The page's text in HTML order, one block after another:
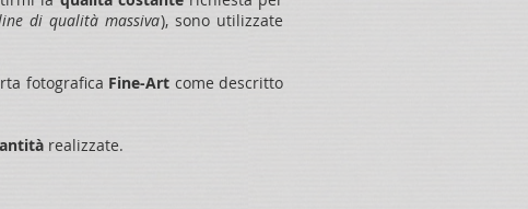
di qualità massiva), sono utilizzate
fotografica Fine-Art come descritto
realizzate.